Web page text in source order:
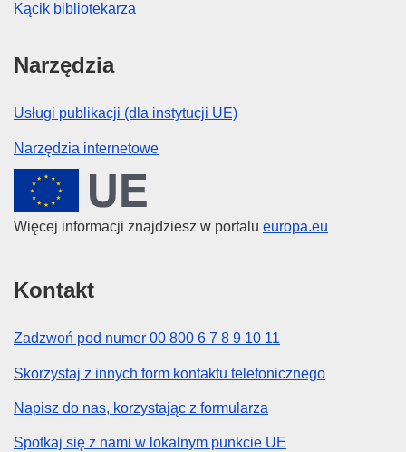
Kącik bibliotekarza
Narzędzia
Usługi publikacji (dla instytucji UE)
Narzędzia internetowe
Unia Europejska
Więcej informacji znajdziesz w portalu europa.eu
Kontakt
Zadzwoń pod numer 00 800 6 7 8 9 10 11
Skorzystaj z innych form kontaktu telefonicznego
Napisz do nas, korzystając z formularza
Spotkaj się z nami w lokalnym punkcie UE